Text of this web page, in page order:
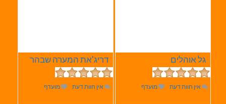
גל אוהלים
אין חוות דעת מועדף
דריג'את המערה שבהר
אין חוות דעת מועדף